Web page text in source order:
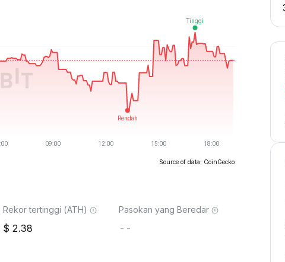
Source of data: CoinGecko
Rekor tertinggi (ATH)
2.38
Pasokan yang Beredar
--